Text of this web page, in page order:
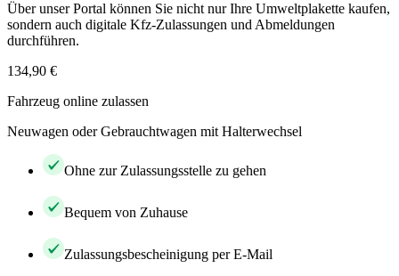
Über unser Portal können Sie nicht nur Ihre Umweltplakette kaufen,
sondern auch digitale Kfz-Zulassungen und Abmeldungen
durchführen.
134,90 €
Fahrzeug online zulassen
Neuwagen oder Gebrauchtwagen mit Halterwechsel
Ohne zur Zulassungsstelle zu gehen
Bequem von Zuhause
Zulassungsbescheinigung per E-Mail